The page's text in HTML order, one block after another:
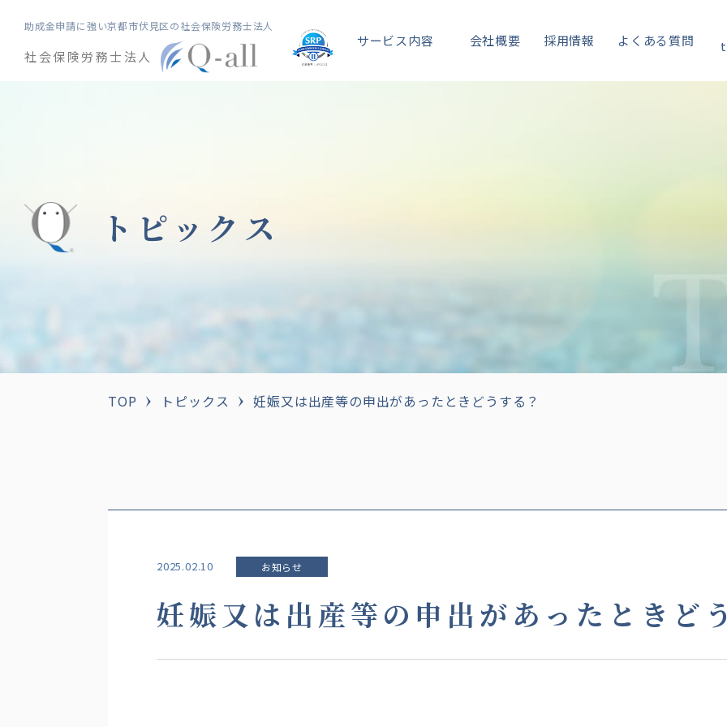
助成金申請に強い京都市伏見区の社会保険労務士法人
社会保険労務士法人
サービス内容 会社概要 採用情報 よくある質問
トピックス
TOP トピックス 妊娠又は出産等の申出があったときどうする？
2025.02.10 お知らせ
妊娠又は出産等の申出があったときど